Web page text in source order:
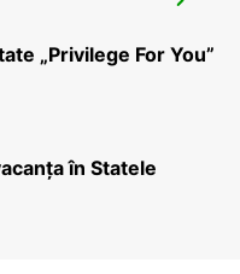
„Privilege For You”
în Statele